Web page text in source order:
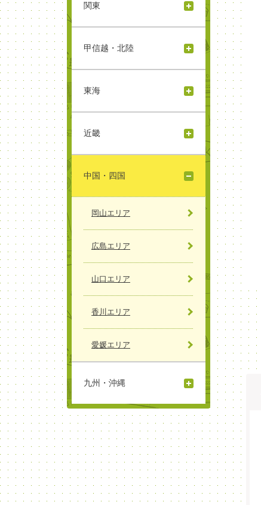
関東
甲信越・北陸
東海
近畿
中国・四国
岡山エリア
広島エリア
山口エリア
香川エリア
愛媛エリア
九州・沖縄